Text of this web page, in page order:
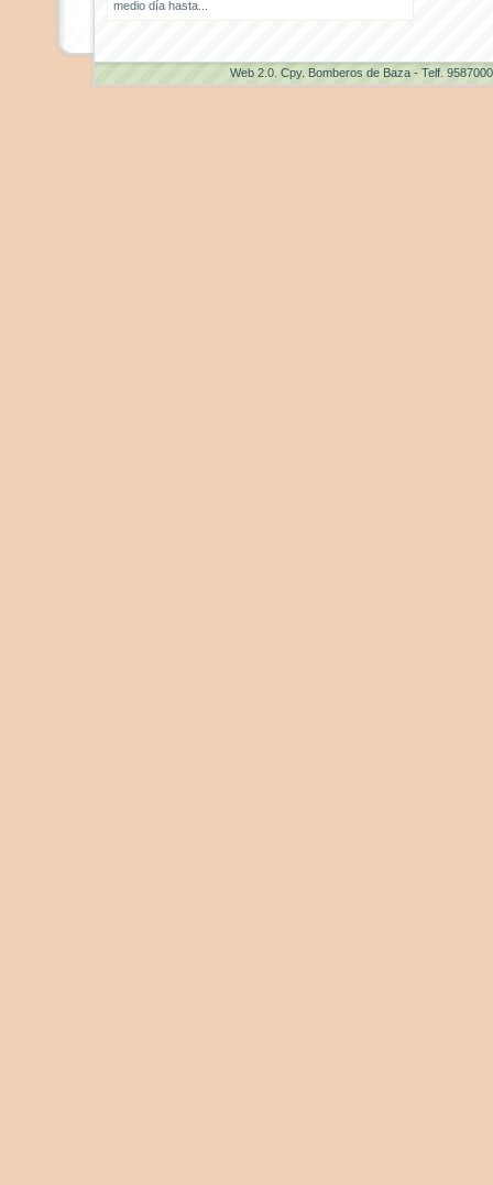
medio día hasta...
Web 2.0 . Cpy. Bomberos de Baza - Telf.